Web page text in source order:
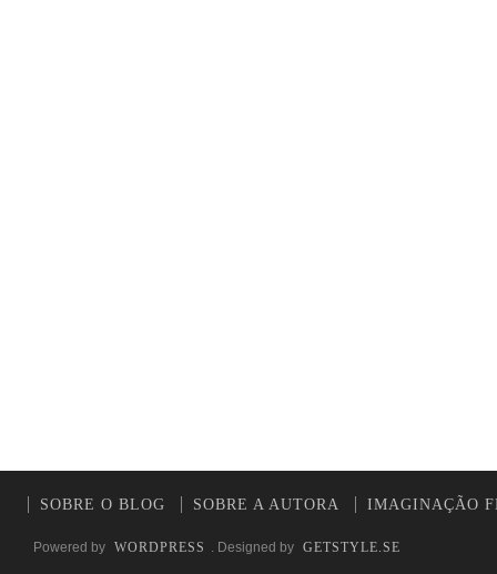
SOBRE O BLOG SOBRE A AUTORA IMAGINAÇÃO
Powered by WORDPRESS . Designed by GETSTYLE.SE